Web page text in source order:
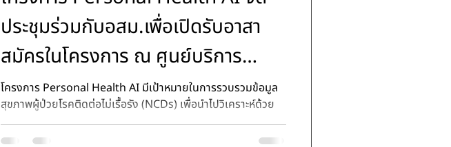
ประชุมร่วมกับอสม.เพื่อเปิดรับอาสา
สมัครในโครงการ ณ ศูนย์บริการ
สาธารณสุขที่ 1 เทศบาลนครขอนแก่น
โครงการ Personal Health AI มีเป้าหมายในการรวบรวมข้อมูล
สุขภาพผู้ป่วยโรคติดต่อไม่เรื้อรัง (NCDs) เพื่อนำไปวิเคราะห์ด้วย
AI...